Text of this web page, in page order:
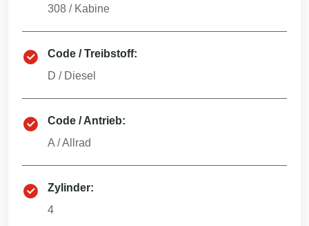
308 / Kabine
Code / Treibstoff:
D / Diesel
Code / Antrieb:
A /Allrad
Zylinder:
4